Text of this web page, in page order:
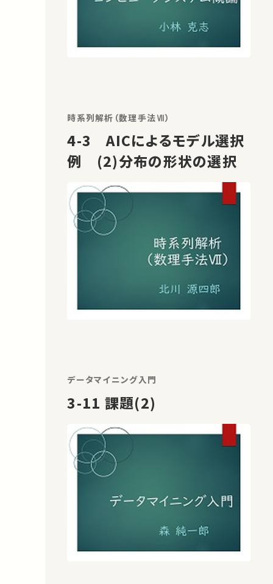
時系列解析（数理手法Ⅶ）
4-3 AICによるモデル選択
例 (2)分布の形状の選択
データマイニング入門
3-11 課題(2)